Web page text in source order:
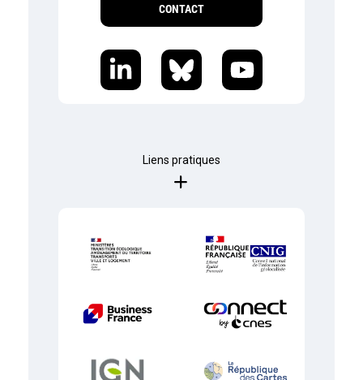
CONTACT
Liens pratiques